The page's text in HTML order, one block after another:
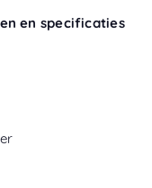
en specificaties